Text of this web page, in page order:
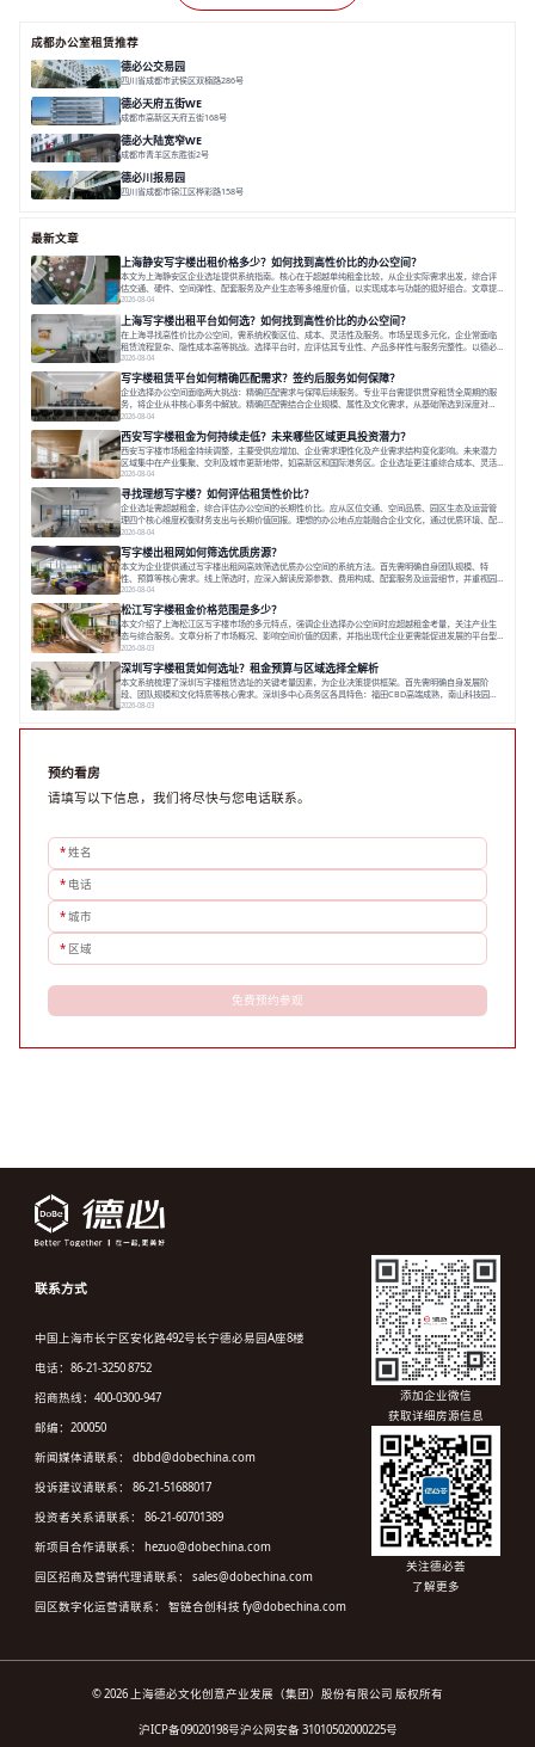
成都办公室租赁推荐
德必公交易园
四川省成都市武侯区双楠路286号
德必天府五街WE
成都市高新区天府五街168号
德必⼤陆宽窄WE
成都市青羊区东胜街2号
德必川报易园
四川省成都市锦江区桦彩路158号
最新文章
上海静安写字楼出租价格多少？如何找到高性价比的办公空间？
本文为上海静安区企业选址提供系统指南。核心在于超越单纯租金比较，从企业实际需求出发，综合评
估交通、硬件、空间弹性、配套服务及产业生态等多维度价值，以实现成本与功能的挺好组合。文章提
出打破固定工位思维，采用精装灵活空间与共享配套以提升性价比，并通过不同规模企业的实际案例加
以说明。之后指出，专业运营服务商提供的稳定环境、社群活动与产业集聚等增值服务，是很大化空间
价值、助力企业成长的关键。对于许多在
2026-08-04
上海写字楼出租平台如何选？如何找到高性价比的办公空间？
在上海寻找高性价比办公空间，需系统权衡区位、成本、灵活性及服务。市场呈现多元化，企业常面临
租赁流程复杂、隐性成本高等挑战。选择平台时，应评估其专业性、产品多样性与服务完整性。以德必
为例，其提供从空间到生态的解决方案，通过特色园区、灵活产品和丰富配套，满足不同企业需求。企
业应明确自身需求，实地考察，选择能支持长期发展、提升竞争力的办公空间。在上海寻找合适的办公
空间，对于企业行政负责人、中小企业主
2026-08-04
写字楼租赁平台如何精确匹配需求？签约后服务如何保障？
企业选择办公空间面临两大挑战：精确匹配需求与保障后续服务。专业平台需提供贯穿租赁全周期的服
务，将企业从非核心事务中解放。精确匹配需结合企业规模、属性及文化需求，从基础筛选到深度对
接；签约后则需构建覆盖硬件运维、共享配套及专业物业的全周期保障体系。德必集团通过标准化服务
与个性化运营结合，以全国布局和产业生态圈为企业提供稳定支持，体现了从信息撮合到深度服务的能
力转变。在为企业寻找办公空间的过程中，
2026-08-04
西安写字楼租金为何持续走低？未来哪些区域更具投资潜力？
西安写字楼市场租金持续调整，主要受供应增加、企业需求理性化及产业需求结构变化影响。未来潜力
区域集中在产业集聚、交利及城市更新地带，如高新区和国际港务区。企业选址更注重综合成本、灵活
性与员工体验，倾向于提供全包式服务的办公空间。专业运营方通过空间优化与社群服务，助力企业成
长，推动市场向多元化、高性价比方向发展。近年来，西安写字楼市场呈现出租金持续调整的态势，这
一现象引发了的广泛关注。作为西部重要
2026-08-04
寻找理想写字楼？如何评估租赁性价比？
企业选址需超越租金，综合评估办公空间的长期性价比。应从区位交通、空间品质、园区生态及运营管
理四个核心维度权衡财务支出与长期价值回报。理想的办公地点应能融合企业文化，通过优质环境、配
套服务及社群资源赋能业务增长，实现成本与价值的平衡。对于许多正在成长或寻求稳定发展的企业而
言，寻找一处合适的办公空间是一项至关重要的决策。这不仅关系到团队的日常工作效率与协作氛围，
更直接影响着企业的品牌形象、运营成本
2026-08-04
写字楼出租网如何筛选优质房源？
本文为企业提供通过写字楼出租网高效筛选优质办公空间的系统方法。首先需明确自身团队规模、特
性、预算等核心需求。线上筛选时，应深入解读房源参数、费用构成、配套服务及运营细节，并重视园
区产业生态与交通区位价值。同时，需考察运营方的品牌背景与持续服务能力。完成线上初选后，必须
进行线下实地验证，核对空间实景、测试设施、感受园区氛围并确认合同条款，从而做出精确决策。在
数字化时代，写字楼出租网已成为企业寻找
2026-08-04
松江写字楼租金价格范围是多少？
本文介绍了上海松江区写字楼市场的多元特点，强调企业选择办公空间时应超越租金考量，关注产业生
态与综合服务。文章分析了市场概况、影响空间价值的因素，并指出现代企业更需能促进发展的平台型
空间。之后，以德必集团为例，说明运营方如何通过构建服务生态助力企业成长，建议企业系统评估需
求与长期价值，选择匹配的发展载体。对于许多寻求在上海松江区设立或扩展办公空间的企业而言，了
解该区域的写字楼市场概况是决策的首先
2026-08-03
深圳写字楼租赁如何选址？租金预算与区域选择全解析
本文系统梳理了深圳写字楼租赁选址的关键考量因素，为企业决策提供框架。首先需明确自身发展阶
段、团队规模和文化特质等核心需求。深圳多中心商务区各具特色：福田CBD高端成熟，南山科技园创
新活力强，前海具政策优势。除传统写字楼外，创意产业园注重生态与社群，适合文创、科技类企业。
款。选址是综合性战略决策，旨在让办公
2026-08-03
预约看房
请填写以下信息，我们将尽快与您电话联系。
*姓名
* 电话
*城市
* 区域
免费预约参观
联系方式
中国上海市长宁区安化路492号长宁德必易园A座8楼
电话：86-21-3250 8752
招商热线：400-0300-947
邮编：200050
新闻媒体请联系： dbbd@dobechina.com
投诉建议请联系： 86-21-51688017
投资者关系请联系： 86-21-60701389
新项目合作请联系： hezuo@dobechina.com
园区招商及营销代理请联系： sales@dobechina.com
园区数字化运营请联系： 智链合创科技 fy@dobechina.com
添加企业微信
获取详细房源信息
关注德必荟
了解更多
© 2026 上海德必文化创意产业发展（集团）股份有限公司 版权所有
沪ICP备09020198号沪公网安备 31010502000225号